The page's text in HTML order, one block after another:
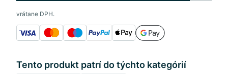
vrátane DPH.
Tento produkt patrí do týchto kategórií